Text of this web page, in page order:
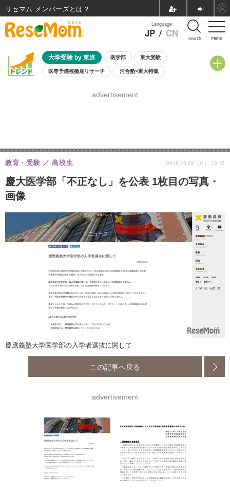
menu
Language
JP / CN search
大学受験 by 東進 医学部 東大受験
医専予備校徹底リサーチ 河合塾×東大特集
8月開催学校説明会・相談会
advertisement
慶大医学部「不正なし」を公表 1枚目の写真・
画像
教育・受験 高校生 2018.10.29（月） 13:15
慶應義塾大学医学部の入学者選抜に関して
この記事へ戻る
advertisement
リセマム メンバーズ